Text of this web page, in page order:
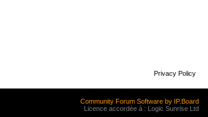
Privacy Policy
Community Forum Software by IP.Board
Licence accordée à : Logic Sunrise Ltd